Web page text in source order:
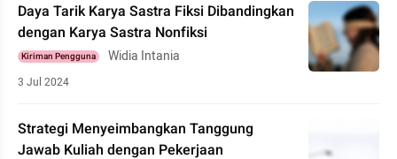
Daya Tarik Karya Sastra Fiksi Dibandingkan
dengan Karya Sastra Nonfiksi
Kiriman Pengguna Widia Intania
3 Jul 2024
Strategi Menyeimbangkan Tanggung
Jawab Kuliah dengan Pekerjaan